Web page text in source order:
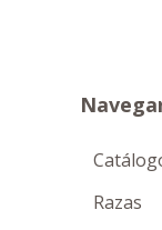
Razas